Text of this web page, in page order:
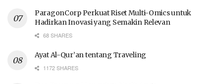
ParagonCorp Perkuat Riset Multi-Omics untuk
Hadirkan Inovasi yang Semakin Relevan
68 SHARES
Ayat Al-Qur’an tentang Traveling
1172 SHARES